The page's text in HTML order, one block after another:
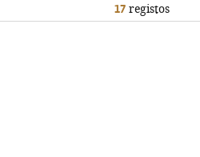
17registos